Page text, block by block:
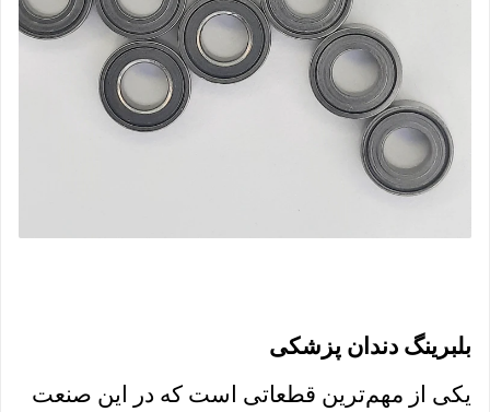
بلبرینگ دندان پزشکی
یکی از مهم‌ترین قطعاتی است که در این صنعت